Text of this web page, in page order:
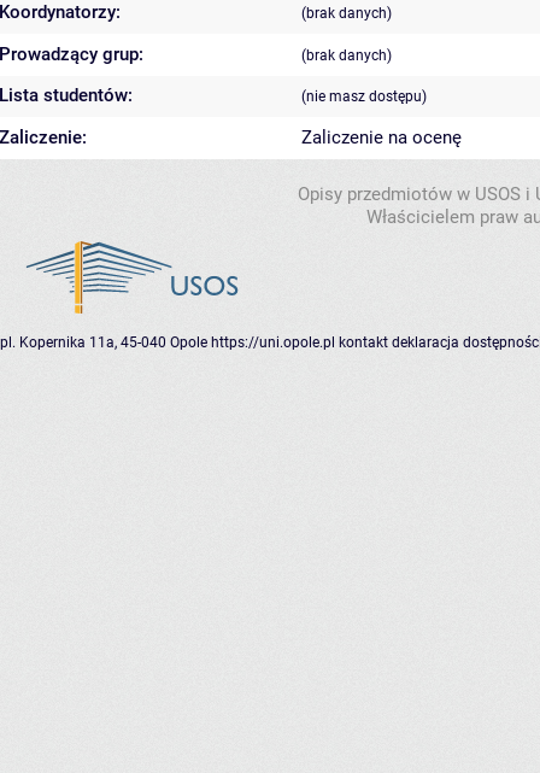
Koordynatorzy: (brak danych)
Prowadzący grup: (brak danych)
Lista studentów: (nie masz dostępu)
Zaliczenie: Zaliczenie na ocenę
Opisy przedmiotów w USOS
Właścicielem praw
pl. Kopernika 11a, 45-040 Opole https://uni.opole.pl kontakt deklaracja